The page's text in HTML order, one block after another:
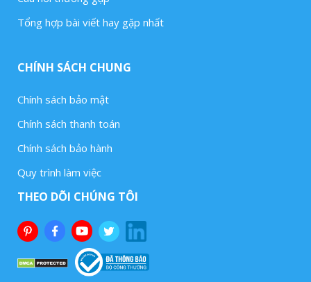
Tổng hợp bài viết hay gặp nhất
CHÍNH SÁCH CHUNG
Chính sách bảo mật
Chính sách thanh toán
Chính sách bảo hành
Quy trình làm việc
THEO DÕI CHÚNG TÔI